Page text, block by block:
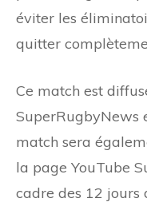
éviter les
quitter
Ce match est
SuperRugbyNews
match sera
la page YouTube
cadre des 12 jours